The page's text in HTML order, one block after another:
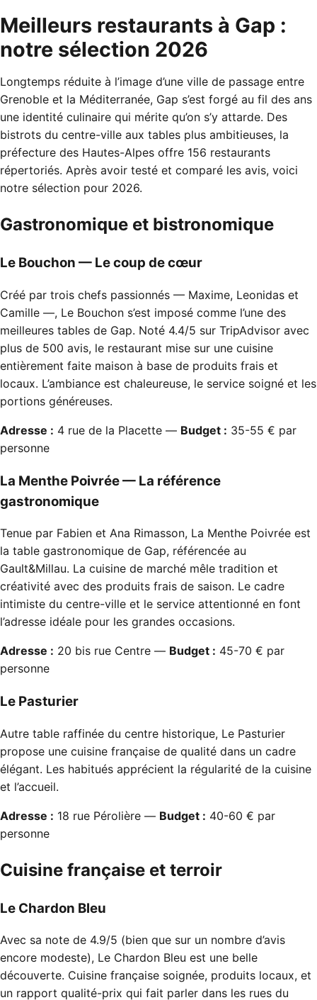
Meilleurs restaurants à Gap :
notre sélection 2026
Longtemps réduite à l’image d’une ville de passage entre
Grenoble et la Méditerranée, Gap s’est forgé au fil des ans
une identité culinaire qui mérite qu’on s’y attarde. Des
bistrots du centre-ville aux tables plus ambitieuses, la
préfecture des Hautes-Alpes offre 156 restaurants
répertoriés. Après avoir testé et comparé les avis, voici
notre sélection pour 2026.
Gastronomique et bistronomique
Le Bouchon — Le coup de cœur
Créé par trois chefs passionnés — Maxime, Leonidas et
Camille —, Le Bouchon s’est imposé comme l’une des
meilleures tables de Gap. Noté 4.4/5 sur TripAdvisor avec
plus de 500 avis, le restaurant mise sur une cuisine
entièrement faite maison à base de produits frais et
locaux. L’ambiance est chaleureuse, le service soigné et les
portions généreuses.
Adresse : 4 rue de la Placette — Budget : 35-55 € par
personne
La Menthe Poivrée — La référence
gastronomique
Tenue par Fabien et Ana Rimasson, La Menthe Poivrée est
la table gastronomique de Gap, référencée au
Gault&Millau. La cuisine de marché mêle tradition et
créativité avec des produits frais de saison. Le cadre
intimiste du centre-ville et le service attentionné en font
l’adresse idéale pour les grandes occasions.
Adresse : 20 bis rue Centre — Budget : 45-70 € par
personne
Le Pasturier
Autre table raffinée du centre historique, Le Pasturier
propose une cuisine française de qualité dans un cadre
élégant. Les habitués apprécient la régularité de la cuisine
et l’accueil.
Adresse : 18 rue Pérolière — Budget : 40-60 € par
personne
Cuisine française et terroir
Le Chardon Bleu
Avec sa note de 4.9/5 (bien que sur un nombre d’avis
encore modeste), Le Chardon Bleu est une belle
découverte. Cuisine française soignée, produits locaux, et
un rapport qualité-prix qui fait parler dans les rues du